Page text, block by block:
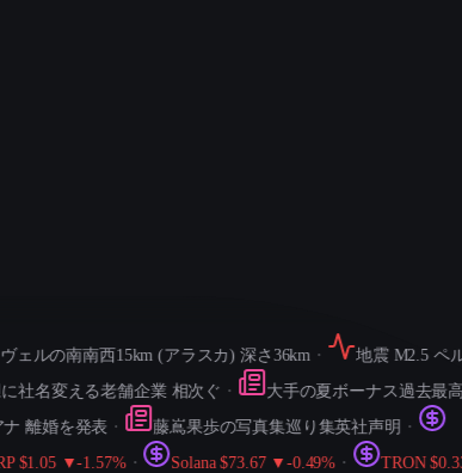
ルの南南西15km (アラスカ) 深さ36km・
地震 M2.5 ペルイ
名変える老舗企業 相次ぐ・
大手の夏ボーナス過去最高 経
婚を発表・ 藤嶌果歩の写真集巡り集英社声明・
▼-1.57%・ Solana $73.67 ▼-0.49%・
TRON $0.33